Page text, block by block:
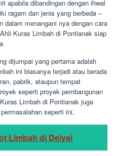
apabila dibandingan dengan ihwal
ragam dan jenis yang berbeda –
menangani nya dengan cara
Kuras Limbah di Pontianak siap
dijumpai yang pertama adalah
ini biasanya terjadi atau berada
pabrik, ataupun tempat
seperti proyek pembangunan
Limbah di Pontianak juga
seperti ini.
Limbah di Deiyai